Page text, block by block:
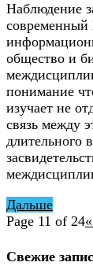
Наблюдение
современный
общество и
понимание
изучает не
связь между
длительного
Дальше
Page 11 of 24
Свежие